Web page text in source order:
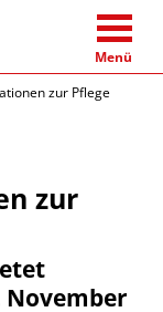
Menü
zur Pflege
zur